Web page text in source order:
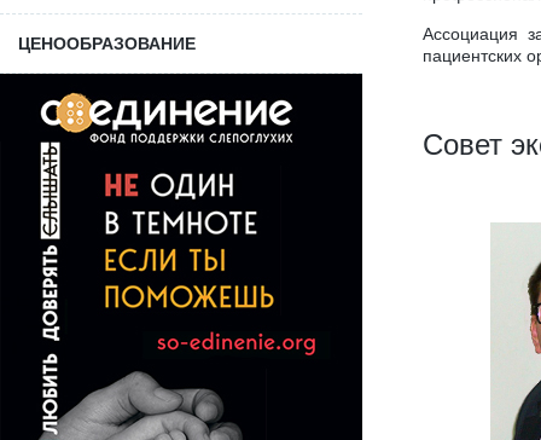
Ассоциация
пациентских
Совет
ЦЕНООБРАЗОВАНИЕ